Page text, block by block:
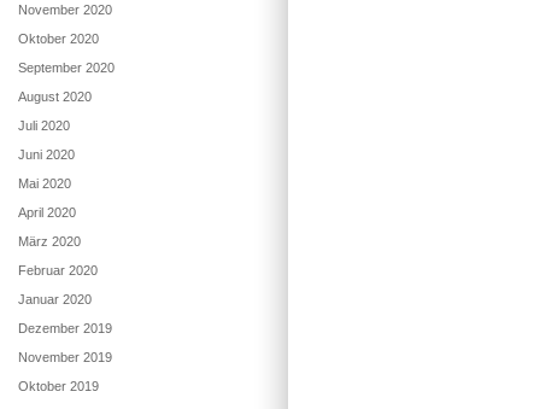
November 2020
Oktober 2020
September 2020
August 2020
Juli 2020
Juni 2020
Mai 2020
April 2020
März 2020
Februar 2020
Januar 2020
Dezember 2019
November 2019
Oktober 2019